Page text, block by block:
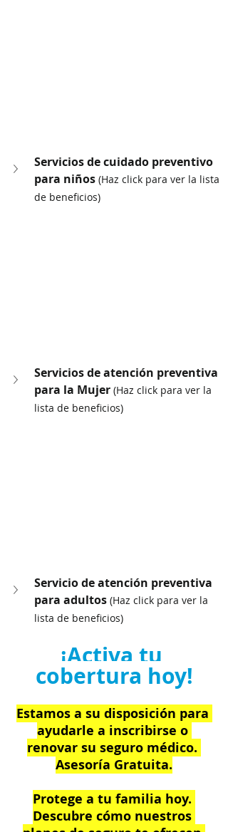
Servicios de cuidado preventivo
para niños (Haz click para ver la lista
de beneficios)
Servicios de atención preventiva
para la Mujer (Haz click para ver la
lista de beneficios)
Servicio de atención preventiva
para adultos (Haz click para ver la
lista de beneficios)
¡Activa tu
cobertura hoy!
Estamos a su disposición para
ayudarle a inscribirse o
renovar su seguro médico.
Asesoría Gratuita.
Protege a tu familia hoy.
Descubre cómo nuestros